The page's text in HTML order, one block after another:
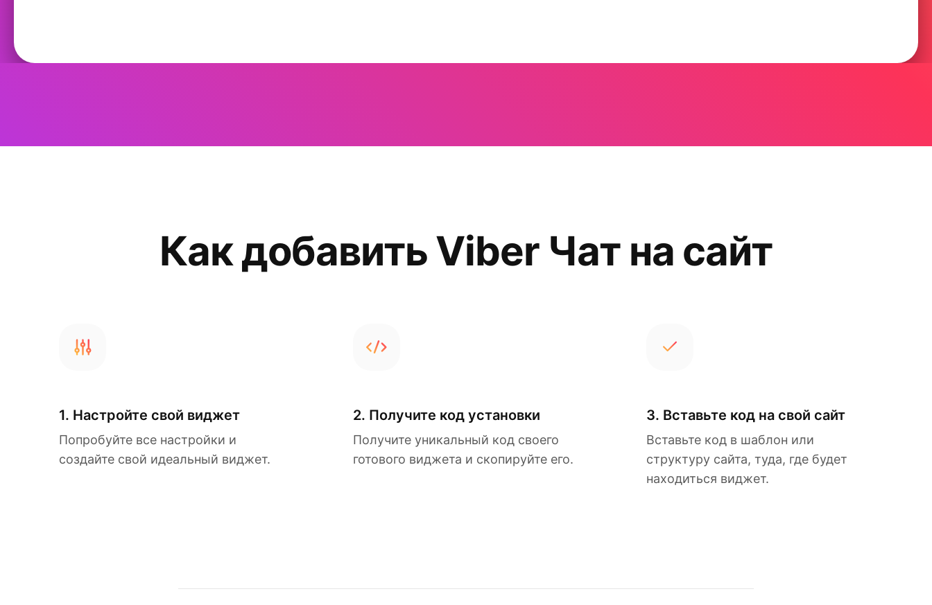
Как добавить Viber Чат на сайт
1. Настройте свой виджет
Попробуйте все настройки и
создайте свой идеальный виджет.
2. Получите код установки
Получите уникальный код своего
готового виджета и скопируйте его.
3. Вставьте код на свой сайт
Вставьте код в шаблон или
структуру сайта, туда, где будет
находиться виджет.